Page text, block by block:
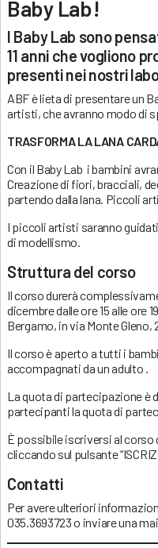
Baby Lab!
I Baby Lab sono
11 anni che vogliono
presenti nei nostri
ABF è lieta di presentare un
artisti, che avranno modo di
TRASFORMA LA LANA
Con il Baby Lab i bambini
Creazione di fiori, bracciali,
partendo dalla lana. Piccoli
I piccoli artisti saranno
di modellismo.
Struttura del corso
Il corso durerà
dicembre dalle ore 15 alle ore
Bergamo, in via Monte Gleno,
Il corso è aperto a tutti i
accompagnati da un adulto .
La quota di partecipazione è
partecipanti la quota di
È possibile iscriversi al
cliccando sul pulsante
Contatti
Per avere ulteriori
035.3693723 o inviare una